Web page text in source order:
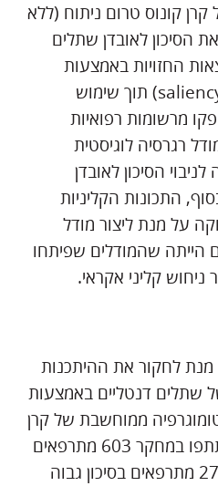
קונוס טרום ניתוח (ללא
הסיכון לאובדן שתלים
החזויות באמצעות
מפות מבליטות (saliency maps) תוך שימוש
מרשומות רפואיות
רגרסיה לוגיסטית
הסיכון לאובדן
שנים. לבסוף, התכונות הקליניות
על מנת ליצור מודל
שהמודלים שפיתחו
קליני אקראי.
לחקור את ההיתכנות
שתלים דנטליים באמצעות
ממוחשבת של קרן
קונוס לפני הניתוח. השתתפו במחקר 603 מתרפאים
שעברו ניתוחי שתלים (279 מתרפאים בסיכון גבוה